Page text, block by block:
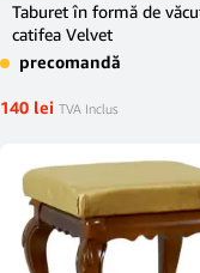
Taburet în formă de
catifea Velvet
alb/negru/natural, MOLLY
precomandă
140 lei TVA Inclus